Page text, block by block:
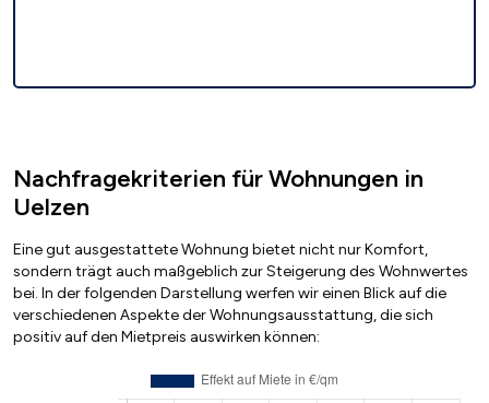
Nachfragekriterien für Wohnungen in
Uelzen
Eine gut ausgestattete Wohnung bietet nicht nur Komfort,
sondern trägt auch maßgeblich zur Steigerung des Wohnwertes
bei. In der folgenden Darstellung werfen wir einen Blick auf die
verschiedenen Aspekte der Wohnungsausstattung, die sich
positiv auf den Mietpreis auswirken können: